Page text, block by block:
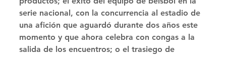
serie nacional, con la concurrencia al estadio de
una afición que aguardó durante dos años este
momento y que ahora celebra con congas a la
salida de los encuentros; o el trasiego de